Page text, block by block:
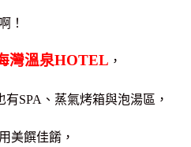
！
灣溫泉HOTEL ，
有SPA、蒸氣烤箱與泡湯區，
美饌佳餚，